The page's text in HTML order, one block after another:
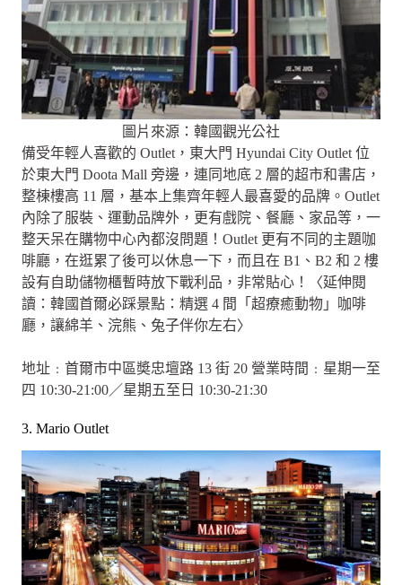
圖片來源：韓國觀光公社
備受年輕人喜歡的 Outlet，東大門 Hyundai City Outlet 位
於東大門 Doota Mall 旁邊，連同地底 2 層的超市和書店，
整棟樓高 11 層，基本上集齊年輕人最喜愛的品牌。Outlet
內除了服裝、運動品牌外，更有戲院、餐廳、家品等，一
整天呆在購物中心內都沒問題！Outlet 更有不同的主題咖
啡廳，在逛累了後可以休息一下，而且在 B1、B2 和 2 樓
設有自助儲物櫃暫時放下戰利品，非常貼心！〈延伸閱
讀：韓國首爾必踩景點：精選 4 間「超療癒動物」咖啡
廳，讓綿羊、浣熊、兔子伴你左右〉
地址﹕首爾市中區奬忠壇路 13 街 20 營業時間﹕星期一至
四 10:30-21:00／星期五至日 10:30-21:30
3. Mario Outlet